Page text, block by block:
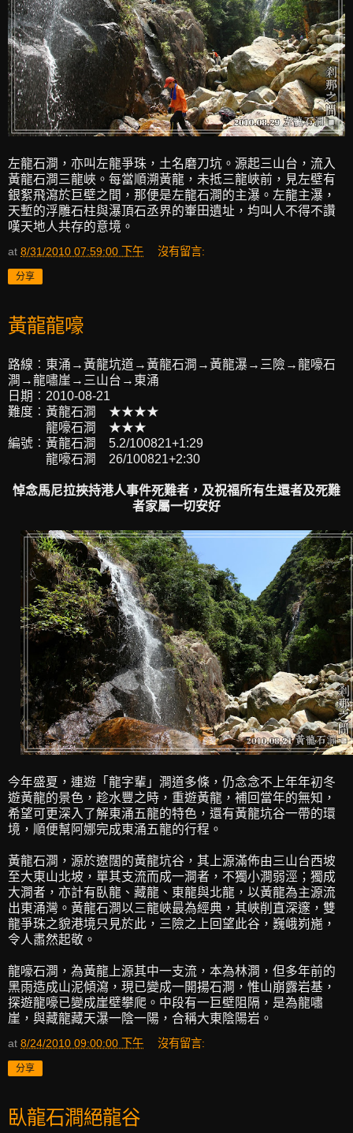
左龍石澗，亦叫左龍爭珠，土名磨刀坑。源起三山台，流入
黃龍石澗三龍峽。每當順溯黃龍，未抵三龍峽前，見左壁有
銀絮飛瀉於巨壁之間，那便是左龍石澗的主瀑。左龍主瀑，
天塹的浮雕石柱與瀑頂石丞界的輋田遺址，均叫人不得不讚
嘆天地人共存的意境。
at 8/31/2010 07:59:00 下午 沒有留言:
分享
黃龍龍嚎
路線︰東涌→黃龍坑道→黃龍石澗→黃龍瀑→三險→龍嚎石
澗→龍嘯崖→三山台→東涌
日期︰2010-08-21
難度︰黃龍石澗 ★★★★
龍嚎石澗 ★★★
編號︰黃龍石澗 5.2/100821+1:29
龍嚎石澗 26/100821+2:30
悼念馬尼拉挾持港人事件死難者，及祝福所有生還者及死難
者家屬一切安好
今年盛夏，連遊「龍字輩」澗道多條，仍念念不上年年初冬
遊黃龍的景色，趁水豐之時，重遊黃龍，補回當年的無知，
希望可更深入了解東涌五龍的特色，還有黃龍坑谷一帶的環
境，順便幫阿娜完成東涌五龍的行程。
黃龍石澗，源於遼闊的黃龍坑谷，其上源滿佈由三山台西坡
至大東山北坡，單其支流而成一澗者，不獨小澗弱涇；獨成
大澗者，亦計有臥龍、藏龍、東龍與北龍，以黃龍為主源流
出東涌灣。黃龍石澗以三龍峽最為經典，其峽削直深邃，雙
龍爭珠之貌港境只見於此，三險之上回望此谷，巍峨峛崺，
令人肅然起敬。
龍嚎石澗，為黃龍上源其中一支流，本為林澗，但多年前的
黑雨造成山泥傾瀉，現已變成一開揚石澗，惟山崩露岩基，
探遊龍嚎已變成崖壁攀爬。中段有一巨壁阻隔，是為龍嘯
崖，與藏龍藏天瀑一陰一陽，合稱大東陰陽岩。
at 8/24/2010 09:00:00 下午 沒有留言:
分享
臥龍石澗絕龍谷